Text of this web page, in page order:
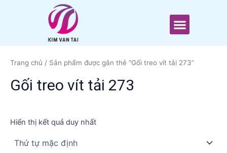
Menu
Trang chủ / Sản phẩm được gắn thẻ “Gối treo vít tải 273”
Gối treo vít tải 273
Hiển thị kết quả duy nhất